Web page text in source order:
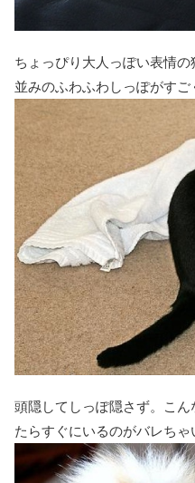
ちょっぴり大人っぽい表情
並みのふわふわしっぽがすご
頭隠してしっぽ隠さず。こ
たらすぐにいるのがバレち